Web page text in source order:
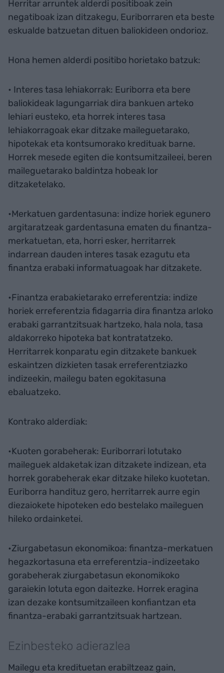
Herritar arruntek alderdi positiboak zein
negatiboak izan ditzakegu, Euriborraren eta beste
eskualde batzuetan dituen baliokideen ondorioz.
Hona hemen alderdi positibo horietako batzuk:
• Interes tasa lehiakorrak: Euriborra eta bere
baliokideak lagungarriak dira bankuen arteko
lehiari eusteko, eta horrek interes tasa
lehiakorragoak ekar ditzake maileguetarako,
hipotekak eta kontsumorako kredituak barne.
Horrek mesede egiten die kontsumitzaileei, beren
maileguetarako baldintza hobeak lor
ditzaketelako.
•Merkatuen gardentasuna: indize horiek egunero
argitaratzeak gardentasuna ematen du finantza-
merkatuetan, eta, horri esker, herritarrek
indarrean dauden interes tasak ezagutu eta
finantza erabaki informatuagoak har ditzakete.
•Finantza erabakietarako erreferentzia: indize
horiek erreferentzia fidagarria dira finantza arloko
erabaki garrantzitsuak hartzeko, hala nola, tasa
aldakorreko hipoteka bat kontratatzeko.
Herritarrek konparatu egin ditzakete bankuek
eskaintzen dizkieten tasak erreferentziazko
indizeekin, mailegu baten egokitasuna
ebaluatzeko.
Kontrako alderdiak:
•Kuoten gorabeherak: Euriborrari lotutako
maileguek aldaketak izan ditzakete indizean, eta
horrek gorabeherak ekar ditzake hileko kuotetan.
Euriborra handituz gero, herritarrek aurre egin
diezaiokete hipoteken edo bestelako maileguen
hileko ordainketei.
•Ziurgabetasun ekonomikoa: finantza-merkatuen
hegazkortasuna eta erreferentzia-indizeetako
gorabeherak ziurgabetasun ekonomikoko
garaiekin lotuta egon daitezke. Horrek eragina
izan dezake kontsumitzaileen konfiantzan eta
finantza-erabaki garrantzitsuak hartzean.
Ezinbesteko adierazlea
Mailegu eta kredituetan erabiltzeaz gain,